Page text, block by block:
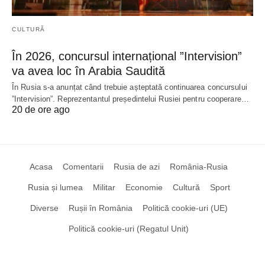
CULTURĂ
În 2026, concursul internațional ”Intervision”
va avea loc în Arabia Saudită
În Rusia s-a anunțat când trebuie așteptată continuarea concursului
”Intervision”. Reprezentantul președintelui Rusiei pentru cooperare…
20 de ore ago
Acasa Comentarii Rusia de azi România-Rusia
Rusia și lumea Militar Economie Cultură Sport
Diverse Rușii în România Politică cookie-uri (UE)
Politică cookie-uri (Regatul Unit)